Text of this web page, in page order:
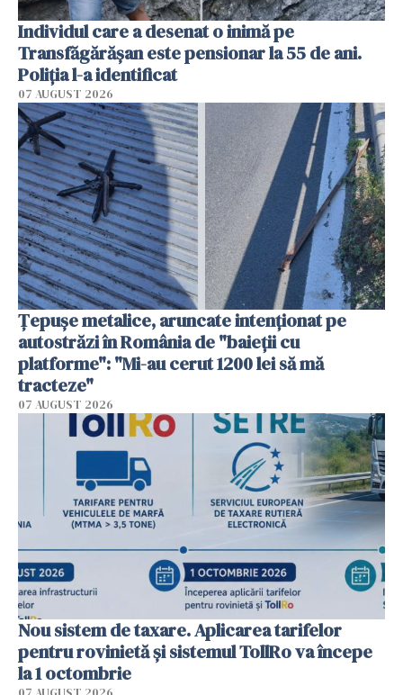
Individul care a desenat o inimă pe
Transfăgărășan este pensionar la 55 de ani.
Poliția l-a identificat
07 AUGUST 2026
Țepușe metalice, aruncate intenționat pe
autostrăzi în România de "baieții cu
platforme": "Mi-au cerut 1200 lei să mă
tracteze"
07 AUGUST 2026
Nou sistem de taxare. Aplicarea tarifelor
pentru rovinietă şi sistemul TollRo va începe
la 1 octombrie